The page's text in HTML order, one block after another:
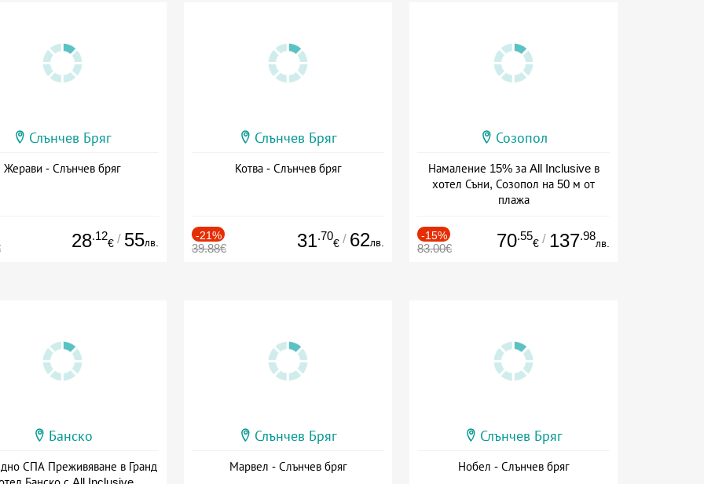
Слънчев Бряг
Жерави - Слънчев бряг
28.12
€ / 55лв.
Слънчев Бряг
Котва - Слънчев бряг
-21%
39.88€ 31.70
€ / 62лв.
Созопол
Намаление 15% за All Inclusive в
хотел Съни, Созопол на 50 м от
плажа
-15%
83.00€ 70.55
€ / 137.98
лв.
Банско
СПА Преживяване в Гранд
Слънчев Бряг
Марвел - Слънчев бряг
Слънчев Бряг
Нобел - Слънчев бряг